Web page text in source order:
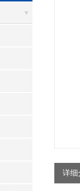
详细